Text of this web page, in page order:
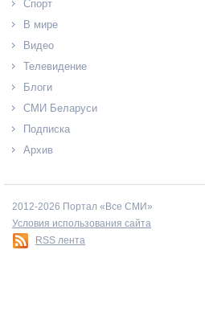
Спорт
В мире
Видео
Телевидение
Блоги
СМИ Беларуси
Подписка
Архив
2012-2026 Портал «Все СМИ»
Условия использования сайта
RSS лента